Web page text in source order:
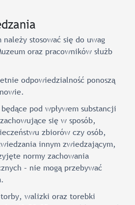
należy stosować się do uwag
oraz pracowników służb
odpowiedzialność ponoszą
pod wpływem substancji
się w sposób,
zbiorów czy osób,
innym zwiedzającym,
normy zachowania
– nie mogą przebywać
walizki oraz torebki